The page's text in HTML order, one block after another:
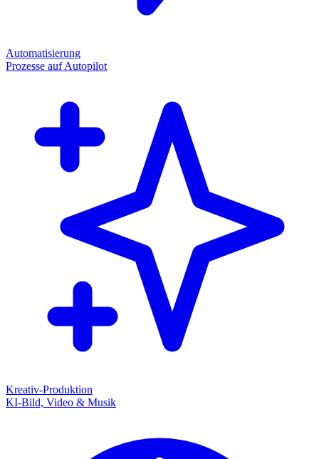
Automatisierung
Prozesse auf Autopilot
Kreativ-Produktion
KI-Bild, Video & Musik